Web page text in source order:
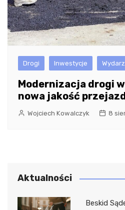
Drogi Inwestycje
Modernizacja drogi
nowa jakość
Wojciech Kowalczyk 8
Aktualności
Beskid